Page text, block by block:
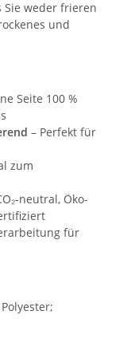
Sie weder frieren
und
Seite 100 %
– Perfekt für
zum
neutral, Öko-
für